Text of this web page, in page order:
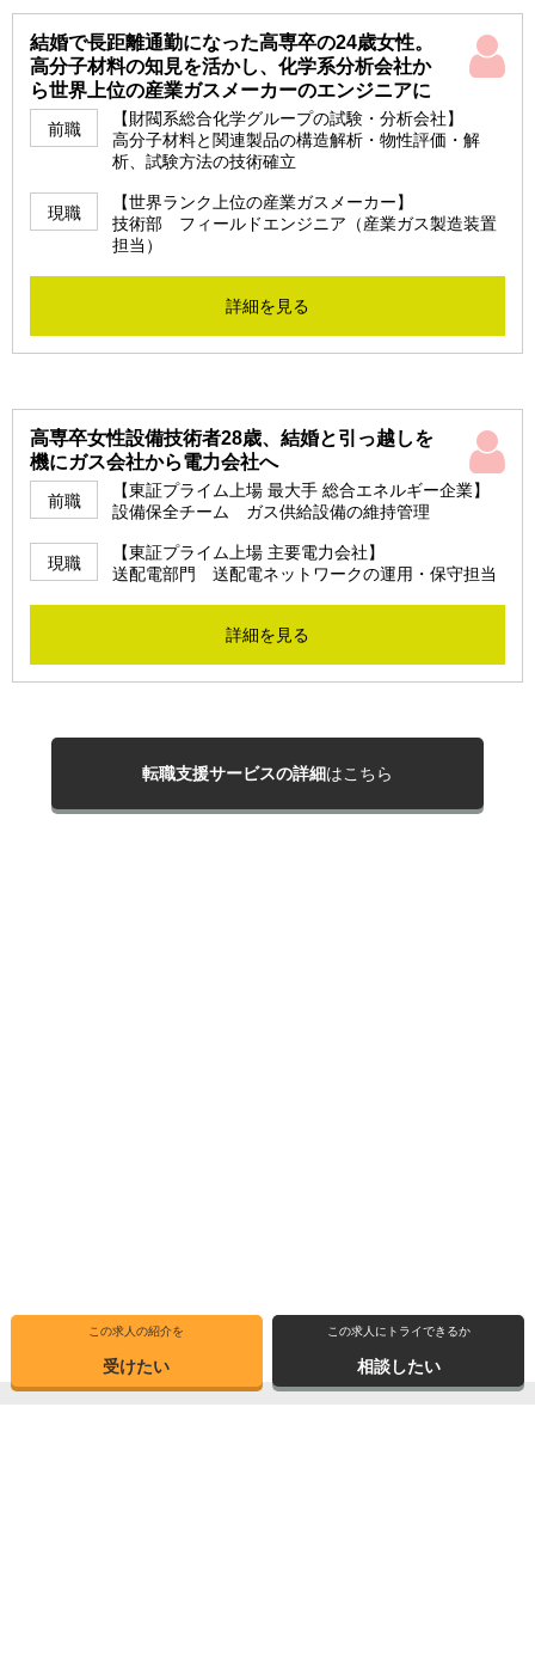
この求人の紹介を
受けたい
この求人にトライできるか
相談したい
結婚で長距離通勤になった高専卒の24歳女性。
高分子材料の知見を活かし、化学系分析会社か
ら世界上位の産業ガスメーカーのエンジニアに
前職
【財閥系総合化学グループの試験・分析会社】
高分子材料と関連製品の構造解析・物性評価・解
析、試験方法の技術確立
現職
【世界ランク上位の産業ガスメーカー】
技術部 フィールドエンジニア（産業ガス製造装置
担当）
詳細を見る
高専卒女性設備技術者28歳、結婚と引っ越しを
機にガス会社から電力会社へ
前職
【東証プライム上場 最大手 総合エネルギー企業】
設備保全チーム ガス供給設備の維持管理
現職
【東証プライム上場 主要電力会社】
送配電部門 送配電ネットワークの運用・保守担当
詳細を見る
転職支援サービスの詳細はこちら